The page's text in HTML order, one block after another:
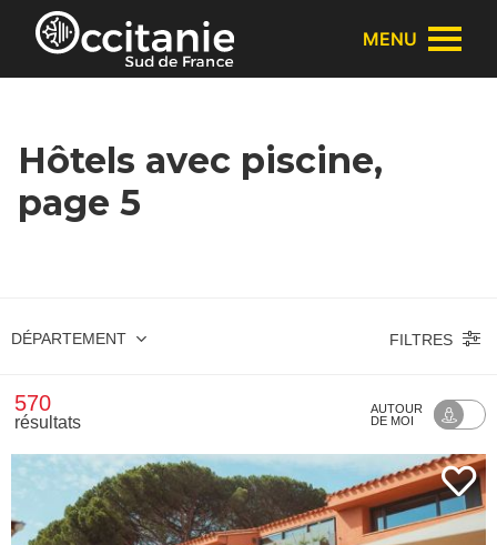
Panneau de gestion des cookies
MENU
Hôtels avec piscine,
page 5
DÉPARTEMENT FILTRES
570
résultats
AUTOUR
DE MOI